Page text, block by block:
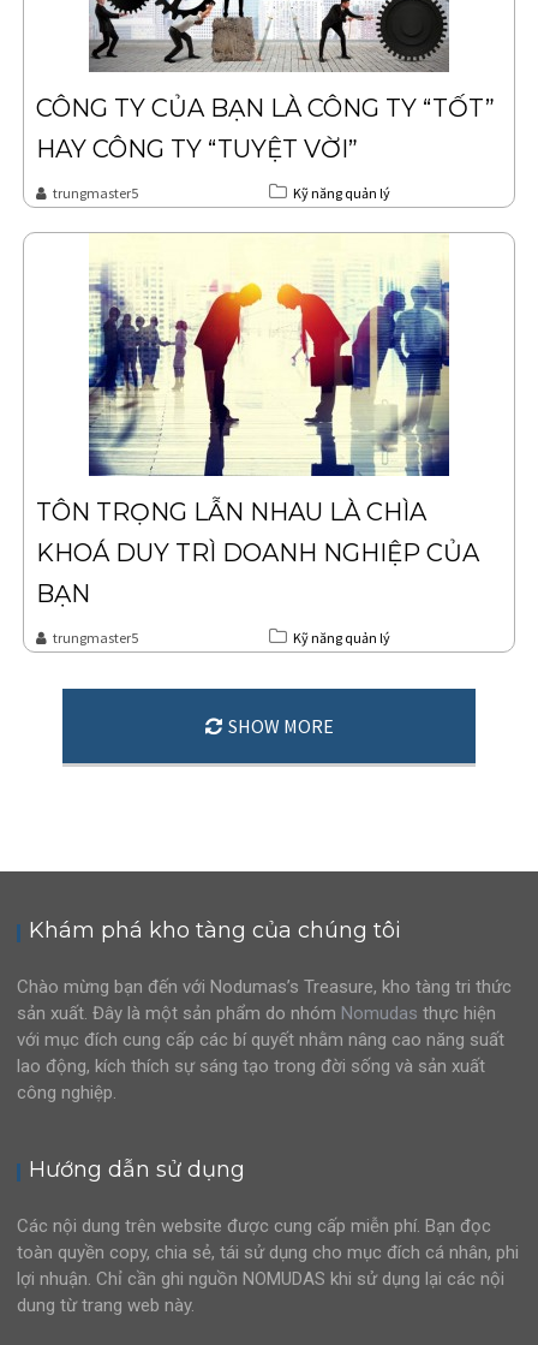
CÔNG TY CỦA BẠN LÀ CÔNG TY “TỐT”
HAY CÔNG TY “TUYỆT VỜI”
trungmaster5 Kỹ năng quản lý
TÔN TRỌNG LẪN NHAU LÀ CHÌA
KHOÁ DUY TRÌ DOANH NGHIỆP CỦA
BẠN
trungmaster5 Kỹ năng quản lý
SHOW MORE
Khám phá kho tàng của chúng tôi
Chào mừng bạn đến với Nodumas’s Treasure, kho tàng tri thức
sản xuất. Đây là một sản phẩm do nhóm Nomudas thực hiện
với mục đích cung cấp các bí quyết nhằm nâng cao năng suất
lao động, kích thích sự sáng tạo trong đời sống và sản xuất
công nghiệp.
Hướng dẫn sử dụng
Các nội dung trên website được cung cấp miễn phí. Bạn đọc
toàn quyền copy, chia sẻ, tái sử dụng cho mục đích cá nhân, phi
lợi nhuận. Chỉ cần ghi nguồn NOMUDAS khi sử dụng lại các nội
dung từ trang web này.